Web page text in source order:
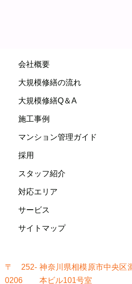
会社概要
大規模修繕の流れ
大規模修繕Q＆A
施工事例
マンション管理ガイド
採用
スタッフ紹介
対応エリア
サービス
サイトマップ
〒252-
0206
神奈川県相模原市中央区
本ビル101号室